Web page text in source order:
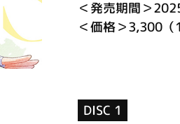
＜発売期間＞
＜価格＞3,300
DISC 1